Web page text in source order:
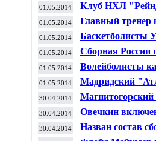
01.05.2014
Клуб НХЛ
Стэнли
01.05.2014
Главный
подал в отставку
01.05.2014
Баскетболисты
"Валенсию" и
01.05.2014
Сборная России
заключительном
01.05.2014
Волейболисты
медали
01.05.2014
Мадридский
обыграв
30.04.2014
обладателем
30.04.2014
Овечкин
Евротура
30.04.2014
Назван состав
Евротура